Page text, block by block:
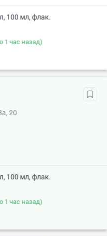
100 мл, флак.
1 час назад)
20
100 мл, флак.
1 час назад)